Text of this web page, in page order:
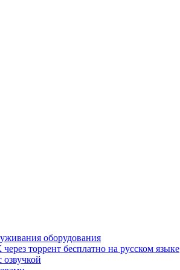
оборудования
торрент бесплатно на русском языке
озвучкой